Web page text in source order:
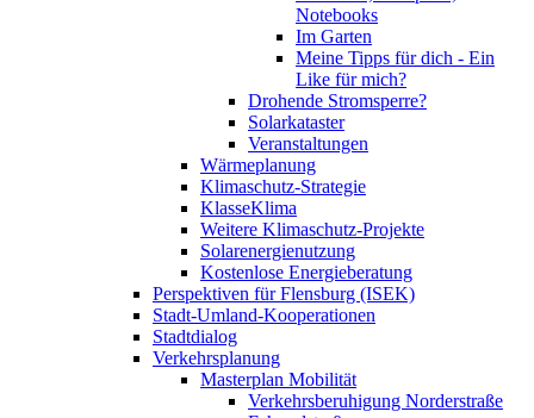
Notebooks
Im Garten
Meine Tipps für dich - Ein
Like für mich?
Drohende Stromsperre?
Solarkataster
Veranstaltungen
Wärmeplanung
Klimaschutz-Strategie
KlasseKlima
Weitere Klimaschutz-Projekte
Solarenergienutzung
Kostenlose Energieberatung
Perspektiven für Flensburg (ISEK)
Stadt-Umland-Kooperationen
Stadtdialog
Verkehrsplanung
Masterplan Mobilität
Verkehrsberuhigung Norderstraße